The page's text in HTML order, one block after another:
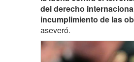
del derecho
incumplimiento de las
aseveró.